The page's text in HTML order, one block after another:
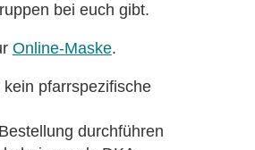
bei euch gibt.
Online-Maske.
pfarrspezifische
durchführen